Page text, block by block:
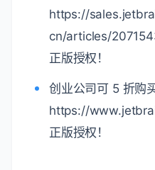
https://
cn/articles/
正版授权！
创业公司可 5 折购
https://
正版授权！